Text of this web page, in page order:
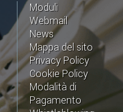
Moduli
Webmail
News
Mappa del sito
Privacy Policy
Cookie Policy
Modalità di
Pagamento